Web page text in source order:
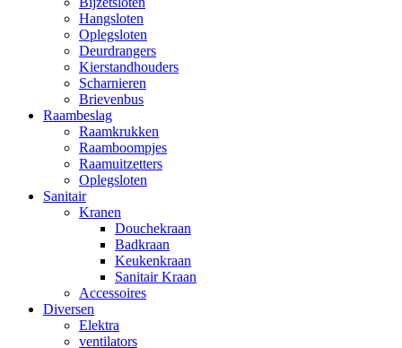
Hangsloten
Oplegsloten
Deurdrangers
Kierstandhouders
Scharnieren
Brievenbus
Raambeslag
Raamkrukken
Raamboompjes
Raamuitzetters
Oplegsloten
Sanitair
Kranen
Douchekraan
Badkraan
Keukenkraan
Sanitair Kraan
Accessoires
Diversen
Elektra
ventilators